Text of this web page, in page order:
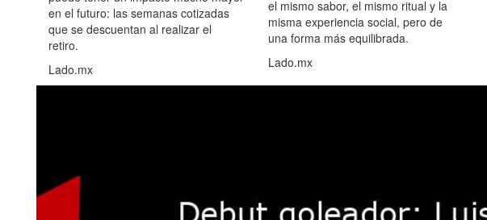
en el futuro: las semanas cotizadas
que se descuentan al realizar el
retiro.
Lado.mx
el mismo sabor, el mismo ritual y la
misma experiencia social, pero de
una forma más equilibrada.
Lado.mx